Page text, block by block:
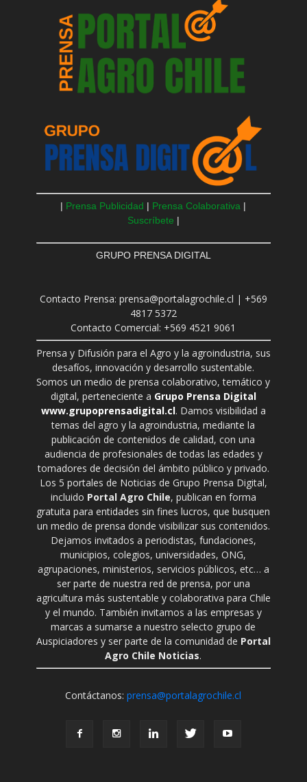
| Prensa Publicidad | Prensa Colaborativa |
Suscríbete |
GRUPO PRENSA DIGITAL
Contacto Prensa: prensa@portalagrochile.cl | +569
4817 5372
Contacto Comercial: +569 4521 9061
Prensa y Difusión para el Agro y la agroindustria, sus
desafíos, innovación y desarrollo sustentable.
Somos un medio de prensa colaborativo, temático y
digital, perteneciente a Grupo Prensa Digital
www.grupoprensadigital.cl. Damos visibilidad a
temas del agro y la agroindustria, mediante la
publicación de contenidos de calidad, con una
audiencia de profesionales de todas las edades y
tomadores de decisión del ámbito público y privado.
Los 5 portales de Noticias de Grupo Prensa Digital,
incluido Portal Agro Chile, publican en forma
gratuita para entidades sin fines lucros, que busquen
un medio de prensa donde visibilizar sus contenidos.
Dejamos invitados a periodistas, fundaciones,
municipios, colegios, universidades, ONG,
agrupaciones, ministerios, servicios públicos, etc… a
ser parte de nuestra red de prensa, por una
agricultura más sustentable y colaborativa para Chile
y el mundo. También invitamos a las empresas y
marcas a sumarse a nuestro selecto grupo de
Auspiciadores y ser parte de la comunidad de Portal
Agro Chile Noticias.
Contáctanos:prensa@portalagrochile.cl